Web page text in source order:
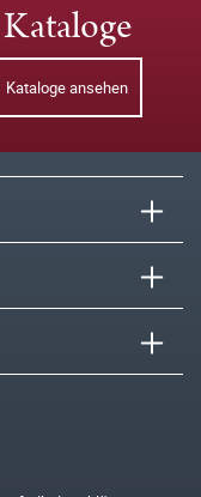
Kataloge
Kataloge ansehen